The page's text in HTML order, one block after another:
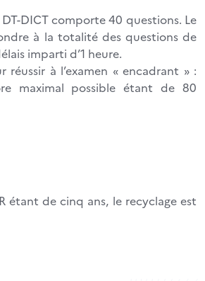
DT-DICT comporte 40 questions. Le
à la totalité des questions de
imparti d’1 heure.
réussir à l’examen « encadrant » :
maximal possible étant de 80
étant de cinq ans, le recyclage est